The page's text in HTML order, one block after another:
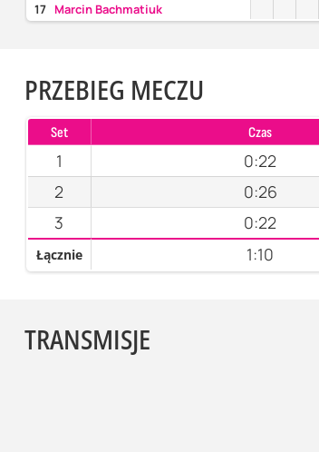
17 Marcin Bachmatiuk
PRZEBIEG MECZU
Set Czas
1 0:22
2
0:26
3
0:22
Łącznie 1:10
TRANSMISJE